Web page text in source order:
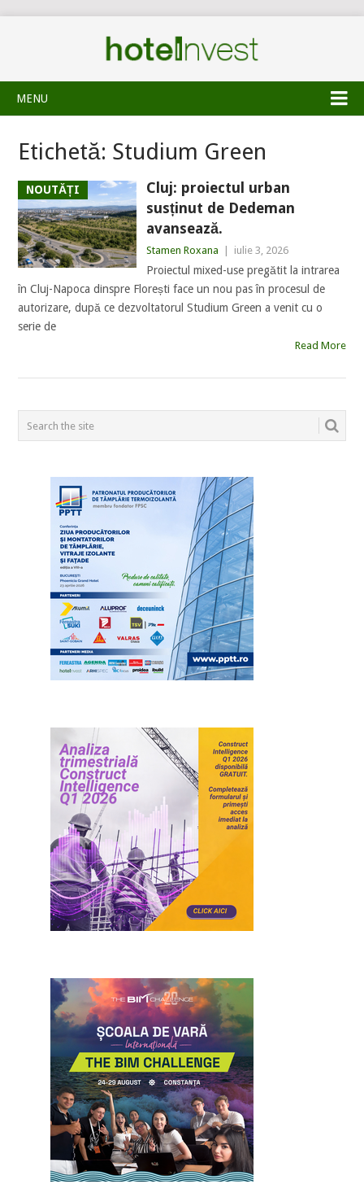
MENU
Etichetă: Studium Green
NOUTĂȚI
Cluj: proiectul urban
susținut de Dedeman
avansează.
Stamen Roxana iulie 3, 2026
Proiectul mixed-use pregătit la intrarea
în Cluj-Napoca dinspre Florești face un nou pas în procesul de
autorizare, după ce dezvoltatorul Studium Green a venit cu o
serie de
Read More
POSTS
NAVIGATION